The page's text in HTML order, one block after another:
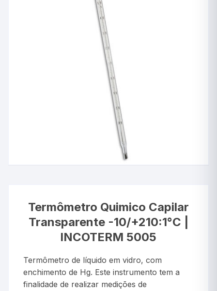
Termômetro Quimico Capilar
Transparente -10/+210:1°C |
INCOTERM 5005
Termômetro de líquido em vidro, com
enchimento de Hg. Este instrumento tem a
finalidade de realizar medições de